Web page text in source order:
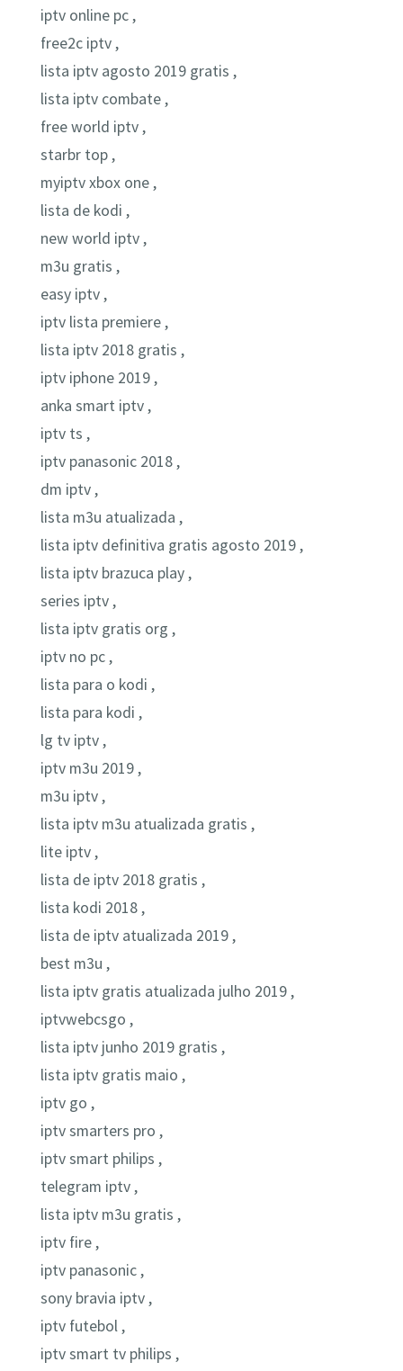
iptv online pc ,
free2c iptv ,
lista iptv agosto 2019 gratis ,
lista iptv combate ,
free world iptv ,
starbr top ,
myiptv xbox one ,
lista de kodi ,
new world iptv ,
m3u gratis ,
easy iptv ,
iptv lista premiere ,
lista iptv 2018 gratis ,
iptv iphone 2019 ,
anka smart iptv ,
iptv ts ,
iptv panasonic 2018 ,
dm iptv ,
lista m3u atualizada ,
lista iptv definitiva gratis agosto 2019 ,
lista iptv brazuca play ,
series iptv ,
lista iptv gratis org ,
iptv no pc ,
lista para o kodi ,
lista para kodi ,
lg tv iptv ,
iptv m3u 2019 ,
m3u iptv ,
lista iptv m3u atualizada gratis ,
lite iptv ,
lista de iptv 2018 gratis ,
lista kodi 2018 ,
lista de iptv atualizada 2019 ,
best m3u ,
lista iptv gratis atualizada julho 2019 ,
iptvwebcsgo ,
lista iptv junho 2019 gratis ,
lista iptv gratis maio ,
iptv go ,
iptv smarters pro ,
iptv smart philips ,
telegram iptv ,
lista iptv m3u gratis ,
iptv fire ,
iptv panasonic ,
sony bravia iptv ,
iptv futebol ,
iptv smart tv philips ,